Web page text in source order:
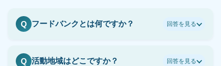
Q フードバンクとは何ですか？ 回答を見る
Q 活動地域はどこですか？ 回答を見る